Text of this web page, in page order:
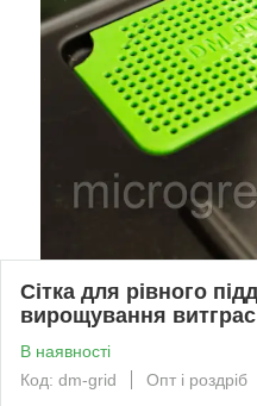
Сітка для рівного
вирощування витграс
В наявності
Код: dm-grid
Опт і роздріб